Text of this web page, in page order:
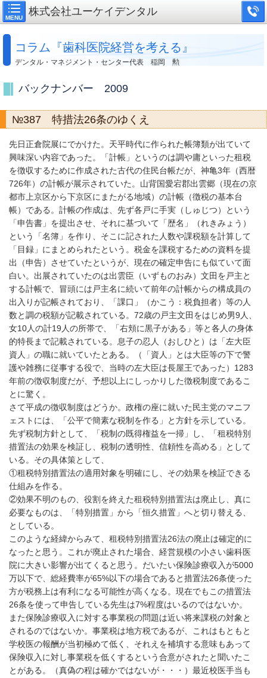
MENU
株式会社ユーケイデンタル
コラム『歯科医院経営を考える』
デンタル・マネジメント・センター代表 稲岡 勲
バックナンバー 2009
№387 特措法26条のゆくえ
先日正倉院展にでかけた。天平時代に作られた帳簿類が出ていて
興味深い内容であった。「計帳」というのは調や庸といった租税
を徴収するために作成された古代の住民台帳だが、神亀3年（西暦
726年）の計帳が展示されていた。山背国愛宕郡出雲郷（現在の京
都市上京区から下京区にまたがる地域）の計帳（徴税の基本台
帳）である。計帳の作成は、先ず各戸に手実（しゅじつ）という
「申告書」を提出させ、それに基づいて「歴名」（れきみょう）
という「名簿」を作り、そこに記された人数や課税額を計算して
「目録」にまとめられたという。税金を課税するための資料を提
出（申告）させていたというが、現在の確定申告にも似ていて面
白い。出展されていたのは出雲臣（いずものおみ）文田を戸主と
する計帳で、冒頭には戸主名に続いて前年の計帳からの構成員の
出入りが記帳されており、「課口」（かこう：税負担者）等の人
数と調の税額が記載されている。72歳の戸主文田をはじめ男9人、
女10人の計19人の所帯で、「右頬に黒子がある」等と各人の身体
的特長まで記載されている。息子の忍人（おしひと）は「左大臣
資人」の職に就いていたとある。（「資人」とは大臣等の下で警
護や雑務に従事する役で、当時の左大臣は長屋王であった）1283
年前の徴収制度だが、予想以上にしっかりした徴税制度であるこ
とに驚く。
さて平成の徴収制度はどうか。政権の座に就いた民主党のマニフ
ェストには、「公平で簡素な税制を作る」と方針を示している。
先ず税制方針として、「税制の既得権益を一掃」し、「租税特別
措置法の効果を検証し、税制の透明性、信頼性を高める」として
いる。その具体策として、
①租税特別措置法の適用対象を明確にし、その効果を検証できる
仕組みを作る。
②効果不明のもの、役割を終えた租税特別措置法は廃止し、真に
必要なものは、「特別措置」から「恒久措置」へと切り替える、
としている。
このような経緯からみて、租税特別措置法26法の廃止は確定的に
なったと思う。これが廃止された場合、経営規模の小さい歯科医
院に大きい影響が出てくると思う。だいたい保険診療収入が5000
万以下で、総経費率が65%以下の場合であると措置法26条使った
方が税務上は有利になる可能性が高くなる。現在でもこの措置法
26条を使って申告している先生は7%程度はいるのではないか。
また保険診療収入に対する事業税の問題は近い将来課税の対象と
されるのではないか。事業税は地方税であるが、これはもともと
学校医の報酬が当初極めて低く、それえを補填する意味もあって
保険収入に対し事業税を低くするという合意がされたと聞いたこ
とがある。（真偽の程は確かではないが・・・）最近校医手当も